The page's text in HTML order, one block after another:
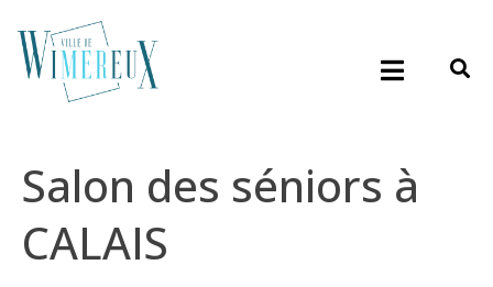
Salon des séniors à
CALAIS